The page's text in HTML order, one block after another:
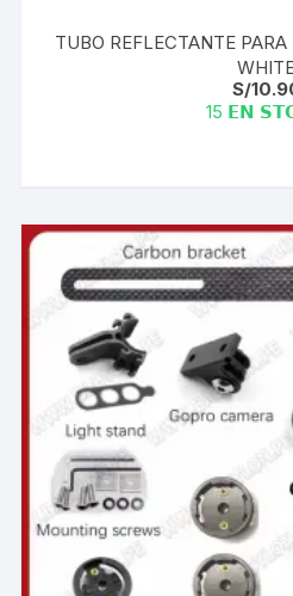
TUBO REFLECTANTE PARA
S/
15 𝗘𝗡